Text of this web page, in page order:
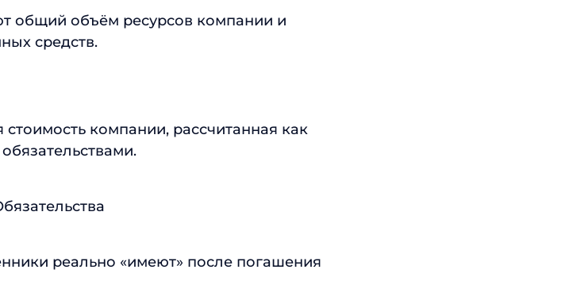
общий объём ресурсов компании и
средств.
компании, рассчитанная как
реально «имеют» после погашения